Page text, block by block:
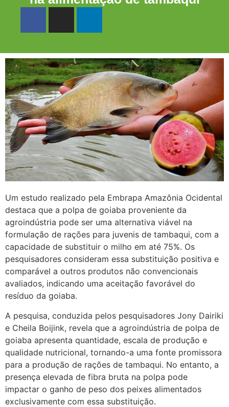
Um estudo realizado pela Embrapa Amazônia Ocidental
destaca que a polpa de goiaba proveniente da
agroindústria pode ser uma alternativa viável na
formulação de rações para juvenis de tambaqui, com a
capacidade de substituir o milho em até 75%. Os
pesquisadores consideram essa substituição positiva e
comparável a outros produtos não convencionais
avaliados, indicando uma aceitação favorável do
resíduo da goiaba.
A pesquisa, conduzida pelos pesquisadores Jony Dairiki
e Cheila Boijink, revela que a agroindústria de polpa de
goiaba apresenta quantidade, escala de produção e
qualidade nutricional, tornando-a uma fonte promissora
para a produção de rações de tambaqui. No entanto, a
presença elevada de fibra bruta na polpa pode
impactar o ganho de peso dos peixes alimentados
exclusivamente com essa substituição.